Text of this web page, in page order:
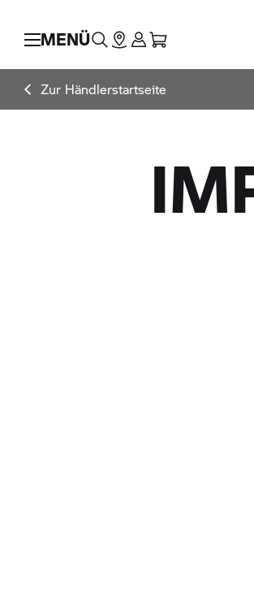
MENÜ
Zur Händlerstartseite